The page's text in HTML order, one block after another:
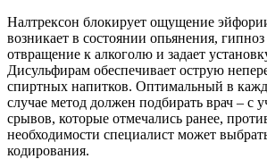
Налтрексон блокирует ощущение
возникает в состоянии опьянения,
отвращение к алкоголю и задает
Дисульфирам обеспечивает острую
спиртных напитков. Оптимальный в
случае метод должен подбирать врач – с
срывов, которые отмечались ранее,
необходимости специалист может
кодирования.